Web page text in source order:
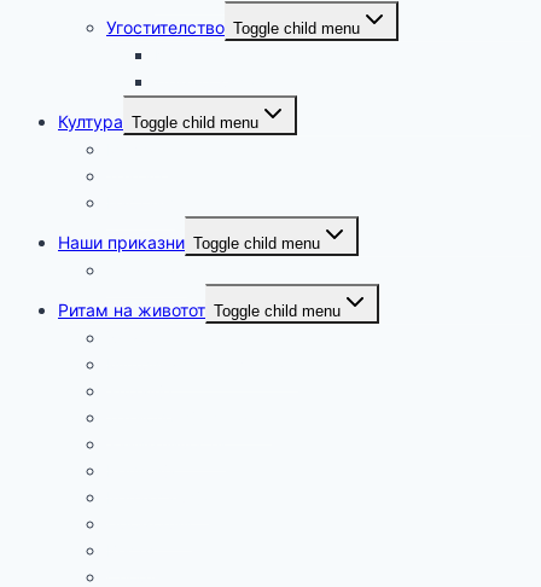
Угостителство Toggle child menu
Култура Toggle child menu
Наши приказни Toggle child menu
Ритам на животот Toggle child menu